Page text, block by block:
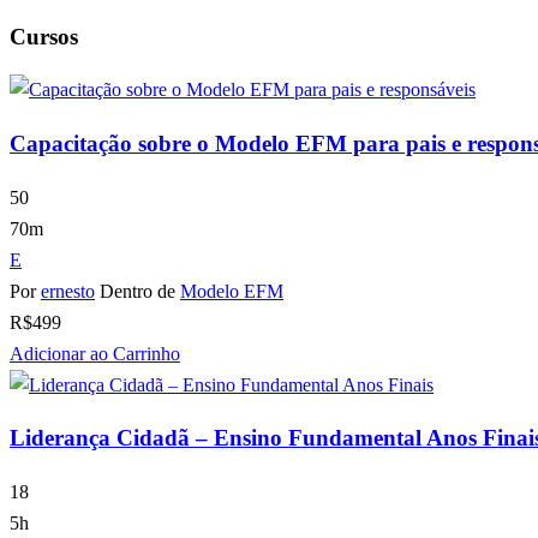
Cursos
Capacitação sobre o Modelo EFM para pais e
50
70m
E
Porernesto Dentro de Modelo EFM
R$499
Adicionar ao Carrinho
Liderança Cidadã – Ensino Fundamental Anos
18
5h